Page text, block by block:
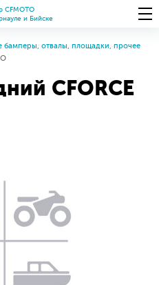
CFMOTO
и Бийске
бамперы, отвалы, площадки, прочее
CFORCE